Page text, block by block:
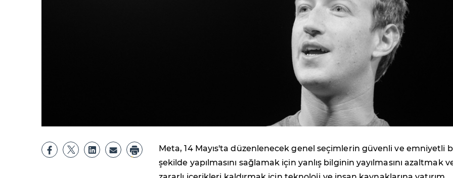
Meta, 14 Mayıs'ta düzenlenecek genel seçimlerin güvenli ve emniyetli
şekilde yapılmasını sağlamak için yanlış bilginin yayılmasını azaltmak